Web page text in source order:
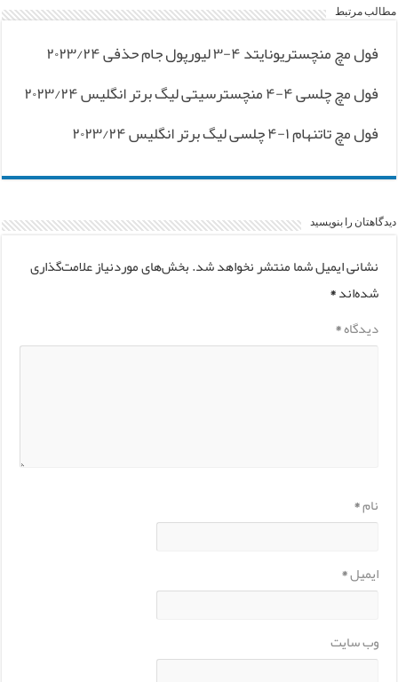
مطالب مرتبط
فول مچ منچستریونایتد ۴-۳ لیورپول جام حذفی ۲۰۲۳/۲۴
فول مچ چلسی ۴-۴ منچسترسیتی لیگ برتر انگلیس ۲۰۲۳/۲۴
فول مچ تاتنهام ۱-۴ چلسی لیگ برتر انگلیس ۲۰۲۳/۲۴
دیدگاهتان را بنویسید
نشانی ایمیل شما منتشر نخواهد شد.بخش‌های موردنیاز علامت‌گذاری
شده‌اند*
دیدگاه*
نام*
ایمیل*
وب‌ سایت